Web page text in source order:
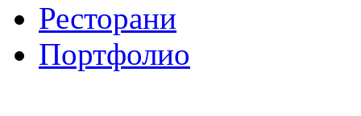
Ресторани
Портфолио